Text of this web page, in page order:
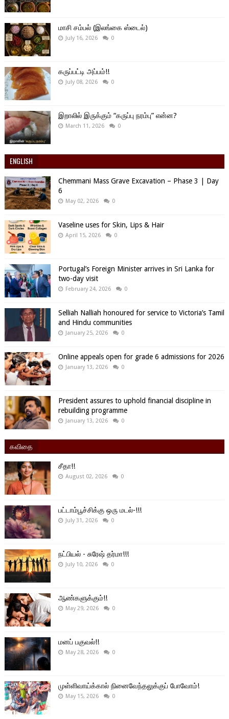
மாசி சம்பல் (இலங்கை ஸ்டைல்)
July 16, 2026 0
கருப்பட்டி அப்பம்!!
July 08, 2026 0
இறாலில் இருக்கும் “கருப்பு நரம்பு” என்ன?
March 11, 2026 0
ENGLISH
Chemmani Mass Grave Excavation – Phase 3 | Day
6
May 02, 2026 0
Vaseline uses for Skin, Lips & Hair
April 15, 2026 0
Portugal’s Foreign Minister arrives in Sri Lanka for
two-day visit
February 24, 2026 0
Selliah Nalliah honoured for service to Victoria’s Tamil
and Hindu communities
January 25, 2026 0
Online appeals open for grade 6 admissions for 2026
January 13, 2026 0
President assures to uphold financial discipline in
rebuilding programme
January 13, 2026 0
கவிதை
சீதா!!
August 02, 2026 0
பட்டாம்பூச்சிக்கு ஒரு மடல்-!!!
July 31, 2026 0
நட்பியல் - சுரேஷ் தர்மா!!!
July 10, 2026 0
ஆண்களுக்கும்!!
May 29, 2026 0
மனப் பகுவல்!!
May 28, 2026 0
முள்ளிவாய்க்கால் நினைவேந்தலுக்குப் போவோம்!
May 15, 2026 0